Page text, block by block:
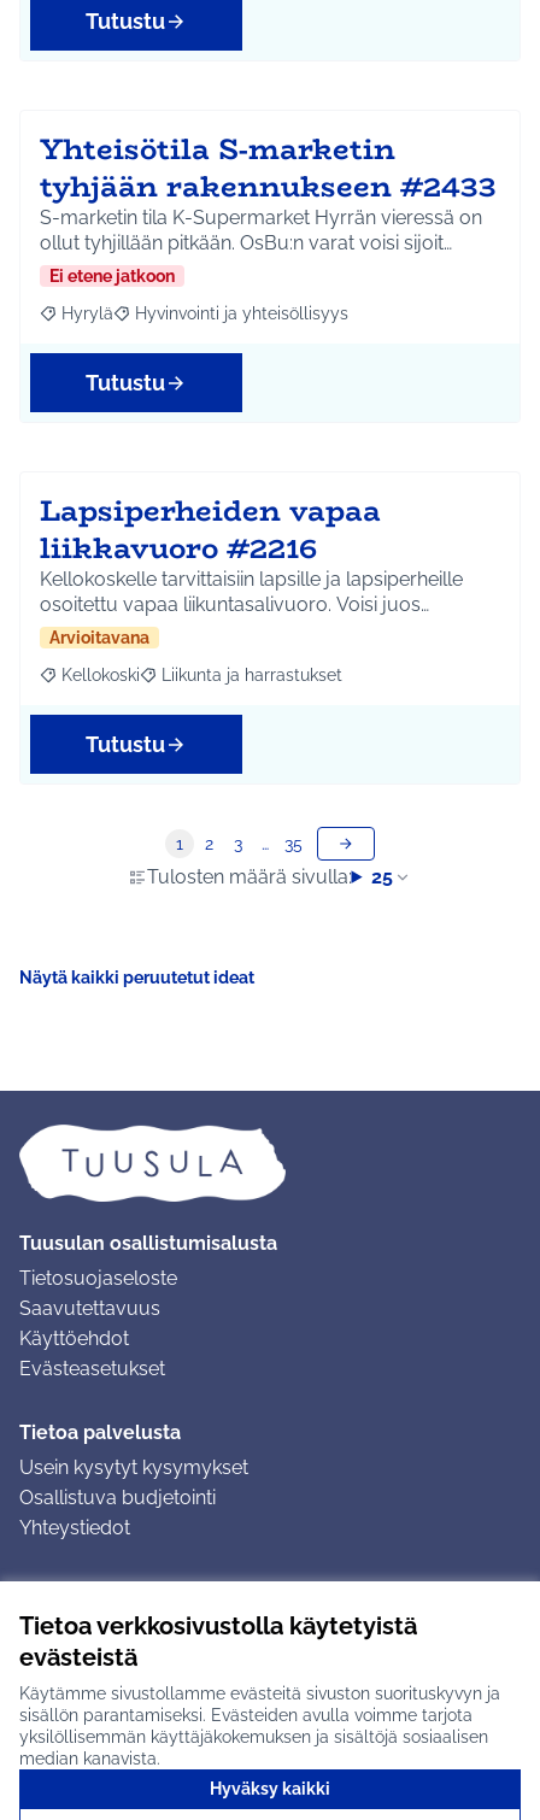
Tietoa verkkosivustolla käytetyistä
evästeistä
Käytämme sivustollamme evästeitä sivuston suorituskyvyn ja
sisällön parantamiseksi. Evästeiden avulla voimme tarjota
yksilöllisemmän käyttäjäkokemuksen ja sisältöjä sosiaalisen
median kanavista.
Hyväksy kaikki
Tutustu
Yhteisötila S-marketin
tyhjään rakennukseen #2433
S-marketin tila K-Supermarket Hyrrän vieressä on
ollut tyhjillään pitkään. OsBu:n varat voisi sijoit…
Ei etene jatkoon
Rajaa tulokset aihepiirin mukaan: Hyrylä
Hyrylä Rajaa tulokset teeman mukaan: Hyvinvointi ja
Hyvinvointi ja yhteisöllisyys
Tutustu
Lapsiperheiden vapaa
liikkavuoro #2216
Kellokoskelle tarvittaisiin lapsille ja lapsiperheille
osoitettu vapaa liikuntasalivuoro. Voisi juos…
Arvioitavana
Rajaa tulokset aihepiirin mukaan: Kellokoski
Kellokoski Rajaa tulokset teeman mukaan: Liikunta ja
Liikunta ja harrastukset
Tutustu
Tulosten määrä sivulla: 25
1 2 3 … 35
Näytä kaikki peruutetut ideat
Tuusulan osallistumisalusta
Tietosuojaseloste
Saavutettavuus
Käyttöehdot
Evästeasetukset
Tietoa palvelusta
Usein kysytyt kysymykset
Osallistuva budjetointi
Yhteystiedot
Ohjeet kirjautumiseen
Ohjeet kommentin jättämiseen
Tuusulan osallistumisalusta X-palvelussa